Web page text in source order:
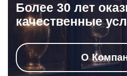
Более 30 лет
качественные
О